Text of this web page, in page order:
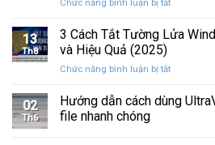
Cứng
Hỏng
Hình
Giác
Trên
C
Chức năng bình luận bị tắtở
Sửa
Âm
Khi
13
Th8
3 Cách Tắt Tường Lửa
và Hiệu Quả (2025)
Chức năng bình luận bị tắtở
Cách
Tắt
02
Th6
Hướng dẫn cách dùng
file nhanh chóng